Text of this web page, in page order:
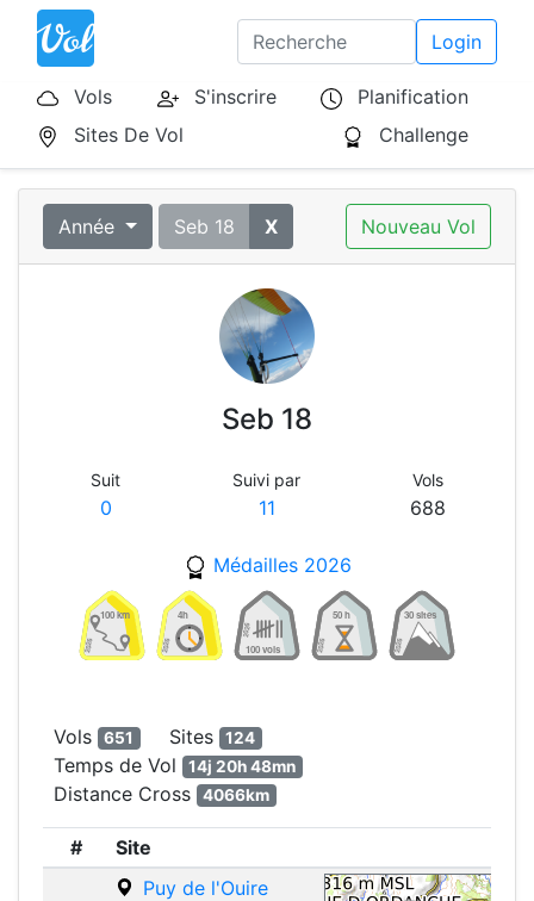
Login
Vols S'inscrire
Planification
Sites De Vol
Challenge
Année Seb 18 X Nouveau Vol
Seb 18
Suit
0
Suivi par
11
Vols
688
Médailles 2026
Vols 651 Sites 124
Temps de Vol 14j 20h 48mn
Distance Cross 4066km
# Site
Puy de l'Ouire